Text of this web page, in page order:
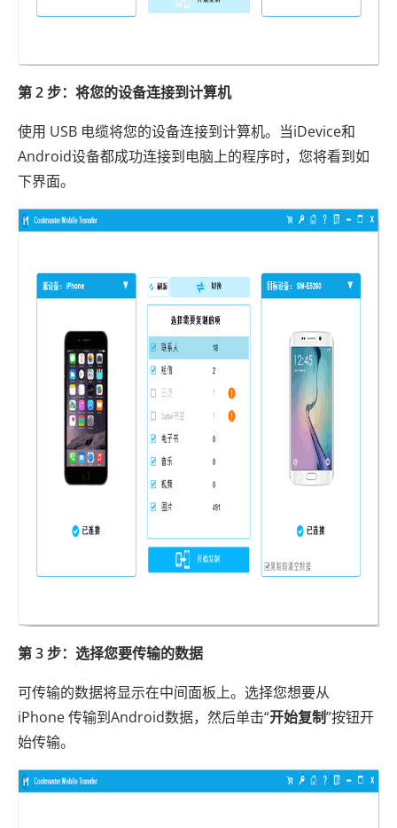
第 2 步：将您的设备连接到计算机
使用 USB 电缆将您的设备连接到计算机。当iDevice和
Android设备都成功连接到电脑上的程序时，您将看到如
下界面。
第 3 步：选择您要传输的数据
可传输的数据将显示在中间面板上。选择您想要从
iPhone 传输到Android数据，然后单击“开始复制”按钮开
始传输。